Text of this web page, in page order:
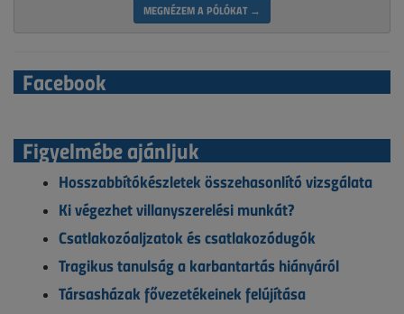
MEGNÉZEM A PÓLÓKAT →
Facebook
Figyelmébe ajánljuk
Hosszabbítókészletek összehasonlító vizsgálata
Ki végezhet villanyszerelési munkát?
Csatlakozóaljzatok és csatlakozódugók
Tragikus tanulság a karbantartás hiányáról
Társasházak fővezetékeinek felújítása